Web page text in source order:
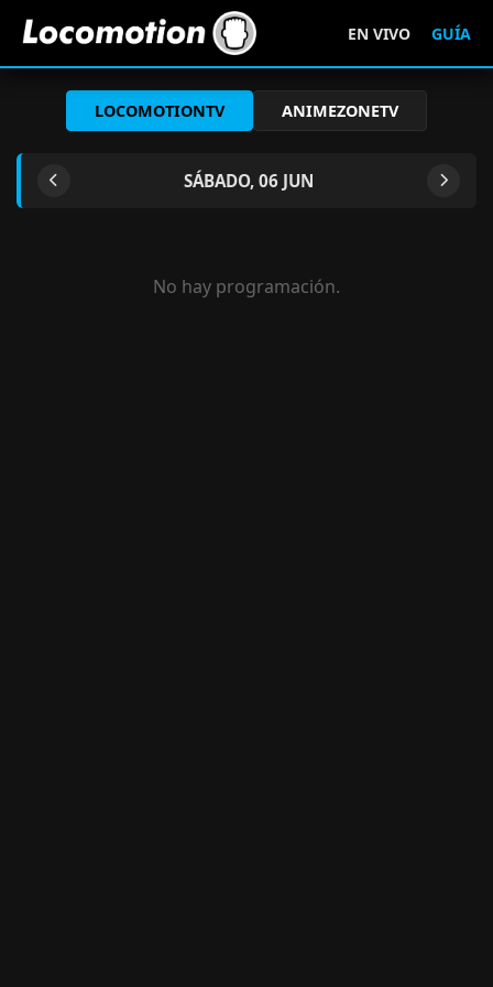
EN VIVO GUÍA
LOCOMOTIONTV ANIMEZONETV
SÁBADO, 06 JUN
No hay programación.